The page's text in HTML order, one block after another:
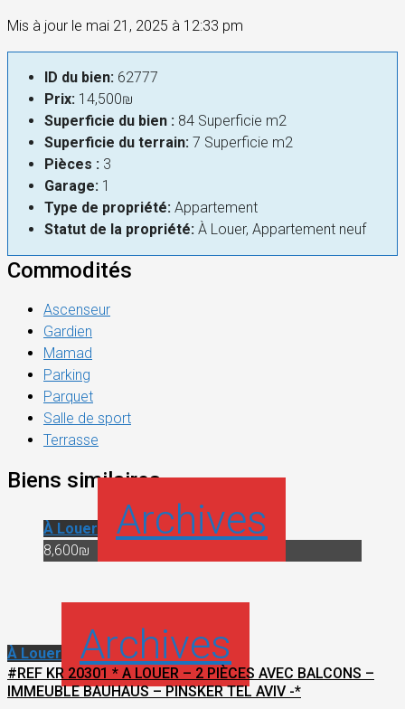
Mis à jour le mai 21, 2025 à 12:33 pm
ID du bien: 62777
Prix: 14,500₪
Superficie du bien : 84 Superficie m2
Superficie du terrain: 7 Superficie m2
Pièces : 3
Garage: 1
Type de propriété: Appartement
Statut de la propriété: À Louer, Appartement neuf
Commodités
Ascenseur
Gardien
Mamad
Parking
Parquet
Salle de sport
Terrasse
Biens similaires
À Louer Archives
8,600₪
À Louer Archives
#REF KR 20301 * A LOUER – 2 PIÈCES AVEC BALCONS –
IMMEUBLE BAUHAUS – PINSKER TEL AVIV -*